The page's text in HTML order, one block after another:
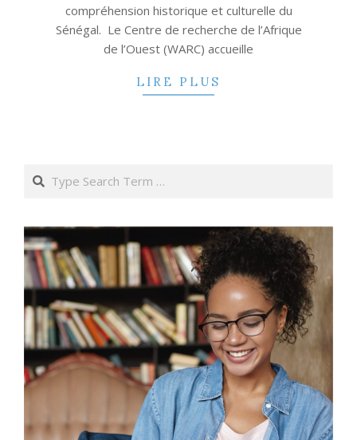
compréhension historique et culturelle du
Sénégal. Le Centre de recherche de l’Afrique
de l’Ouest (WARC) accueille
LIRE PLUS
Search